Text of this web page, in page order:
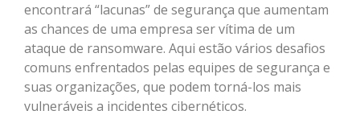
encontrará “lacunas” de segurança que aumentam
as chances de uma empresa ser vítima de um
ataque de ransomware. Aqui estão vários desafios
comuns enfrentados pelas equipes de segurança e
suas organizações, que podem torná-los mais
vulneráveis ​​a incidentes cibernéticos.